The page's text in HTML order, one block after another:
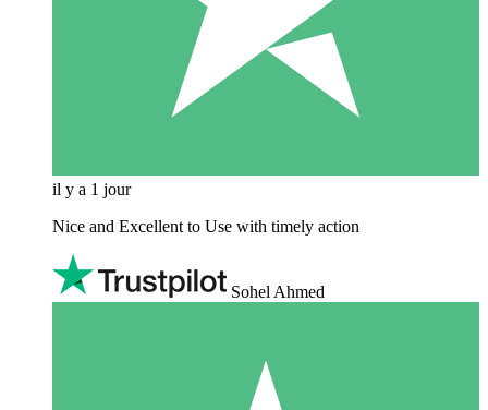
il y a 1 jour
Nice and Excellent to Use with timely action
Sohel Ahmed